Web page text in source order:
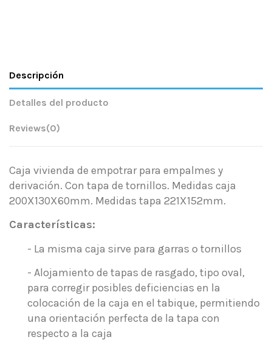
Descripción
Detalles del producto
Reviews(0)
Caja vivienda de empotrar para empalmes y
derivación. Con tapa de tornillos. Medidas caja
200X130X60mm. Medidas tapa 221X152mm.
Características:
- La misma caja sirve para garras o tornillos
- Alojamiento de tapas de rasgado, tipo oval,
para corregir posibles deficiencias en la
colocación de la caja en el tabique, permitiendo
una orientación perfecta de la tapa con
respecto a la caja